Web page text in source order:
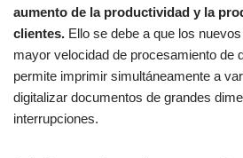
aumento de la productividad y la
clientes. Ello se debe a que los
mayor velocidad de procesamiento de
permite imprimir simultáneamente a
digitalizar documentos de grandes
interrupciones.